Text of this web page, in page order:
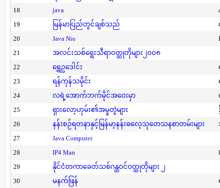
18
java
19
မြန်မာပြည်တွင်ချစ်သည်
20
Java Nio
21
အလင်းသစ်ရွေးသီရာဝတ္ထုတိုများ၂၀၀၈
22
ရွှေဥဒေါင်း
23
ရန်ကုန်သမိုင်း
24
လရဲ့အောက်ဘက်မိုင်အဝေးမှာ
25
ရှားလော့ဟုမ်း၏အမှုတွဲများ
26
နန်းစဉ်ရတနာနှင့်မြန်မာ့နန်းဓလေ့သုတေသနစာတမ်းများ
27
Java Computer
28
IP4 Man
29
နိုင်ငံတကာခေတ်သစ်ဂန္ထဝင်ဝတ္ထုတိုများ ၂
30
မနက်ဖြန်